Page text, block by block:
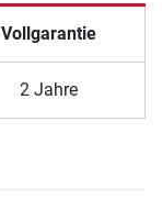
Vollgarantie
2 Jahre